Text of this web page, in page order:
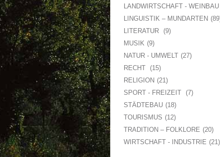
LANDWIRTSCHAFT - WEINBAU
LINGUISTIK – MUNDARTEN
89
LITERATUR
9
MUSIK 9
NATUR - UMWELT 27
RECHT
15
RELIGION
21
SPORT - FREIZEIT
7
STÄDTEBAU 18
TOURISMUS
12
TRADITION – FOLKLORE
20
WIRTSCHAFT - INDUSTRIE
21